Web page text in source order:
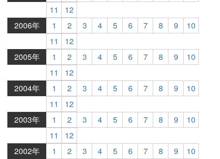
11
12
2006年
1 2 3 4 5 6 7 8 9
10
11
12
2005年
1 2 3 4 5 6 7 8 9
10
11
12
2004年
1 2 3 4 5 6 7 8 9
10
11
12
2003年
1 2 3 4 5 6 7 8 9
10
11
12
2002年
1 2 3 4 5 6 7 8 9
10